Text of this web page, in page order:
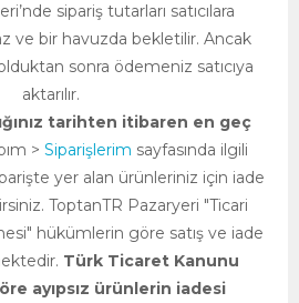
sipariş tutarları satıcılara
ve bir havuzda bekletilir. Ancak
sonra ödemeniz satıcıya
aktarılır.
tarihten itibaren en geç
> Siparişlerim sayfasında ilgili
yer alan ürünleriniz için iade
ToptanTR Pazaryeri "Ticari
hükümlerin göre satış ve iade
Türk Ticaret Kanunu
ayıpsız ürünlerin iadesi